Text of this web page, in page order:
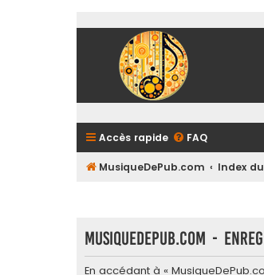
Accès rapide FAQ
MusiqueDePub.com Index
MusiqueDePub.com -
En accédant à «